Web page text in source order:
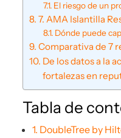
El riesgo de un
7. AMA Islantilla
Dónde puede
Comparativa de 7
De los datos a la
fortalezas en
Tabla de
1. DoubleTree by